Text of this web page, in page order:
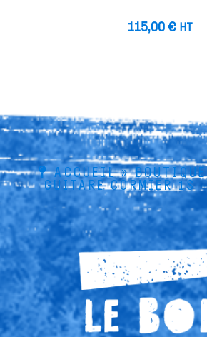
115,00 € HT
ACCUEIL»BOUTIQUE
GUITARE CORMIER 1S